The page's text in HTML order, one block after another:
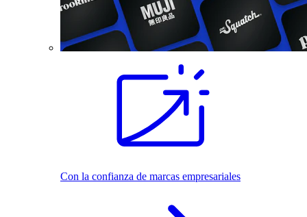
Con la confianza de marcas empresariales